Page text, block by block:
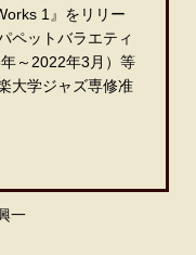
1』をリリー
ペットバラエティ
～2022年3月）等
大学ジャズ専修准
一